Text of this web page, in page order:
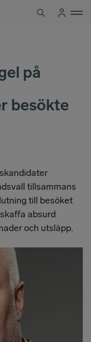
på
besökte
tillsammans
till besöket
absurd
och utsläpp.